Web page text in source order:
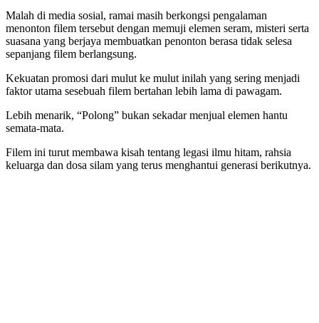
Malah di media sosial, ramai masih berkongsi pengalaman
menonton filem tersebut dengan memuji elemen seram, misteri serta
suasana yang berjaya membuatkan penonton berasa tidak selesa
sepanjang filem berlangsung.
Kekuatan promosi dari mulut ke mulut inilah yang sering menjadi
faktor utama sesebuah filem bertahan lebih lama di pawagam.
Lebih menarik, “Polong” bukan sekadar menjual elemen hantu
semata-mata.
Filem ini turut membawa kisah tentang legasi ilmu hitam, rahsia
keluarga dan dosa silam yang terus menghantui generasi berikutnya.